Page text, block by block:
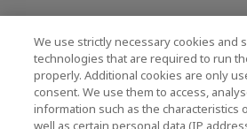
KIOXIA Holdings Corporation
Yatırımcı İlişkileri)
KIOXIA Holdings
We use strictly necessary cookies and
technologies that are required to run
properly. Additional cookies are only
consent. We use them to access,
information such as the characteristics
well as certain personal data (IP